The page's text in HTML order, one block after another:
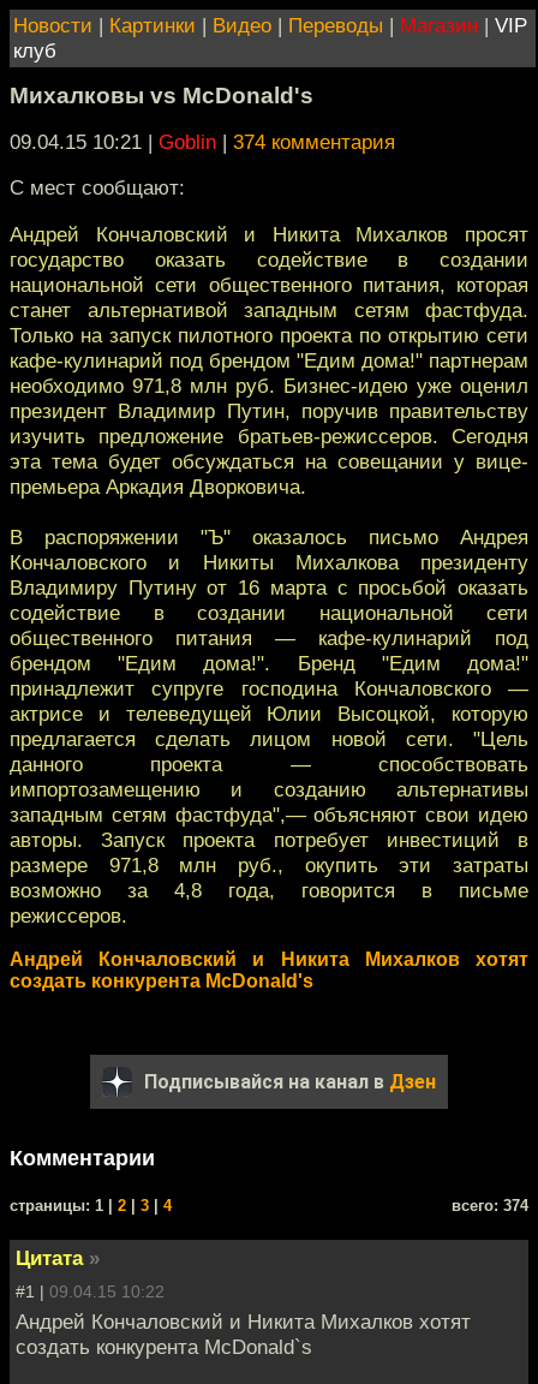
Новости | Картинки | Видео | Переводы | Магазин | VIP
клуб
Михалковы vs McDonald's
09.04.15 10:21 | Goblin | 374 комментария
С мест сообщают:
Андрей Кончаловский и Никита Михалков просят
государство оказать содействие в создании
национальной сети общественного питания, которая
станет альтернативой западным сетям фастфуда.
Только на запуск пилотного проекта по открытию сети
кафе-кулинарий под брендом "Едим дома!" партнерам
необходимо 971,8 млн руб. Бизнес-идею уже оценил
президент Владимир Путин, поручив правительству
изучить предложение братьев-режиссеров. Сегодня
эта тема будет обсуждаться на совещании у вице-
премьера Аркадия Дворковича.
В распоряжении "Ъ" оказалось письмо Андрея
Кончаловского и Никиты Михалкова президенту
Владимиру Путину от 16 марта с просьбой оказать
содействие в создании национальной сети
общественного питания — кафе-кулинарий под
брендом "Едим дома!". Бренд "Едим дома!"
принадлежит супруге господина Кончаловского —
актрисе и телеведущей Юлии Высоцкой, которую
предлагается сделать лицом новой сети. "Цель
данного проекта — способствовать
импортозамещению и созданию альтернативы
западным сетям фастфуда",— объясняют свои идею
авторы. Запуск проекта потребует инвестиций в
размере 971,8 млн руб., окупить эти затраты
возможно за 4,8 года, говорится в письме
режиссеров.
Андрей Кончаловский и Никита Михалков хотят
создать конкурента McDonald's
Подписывайся на канал в Дзен
Комментарии
cтраницы: 1 | 2 3 4 всего: 374
Цитата »
#1 | 09.04.15 10:22
Андрей Кончаловский и Никита Михалков хотят
создать конкурента McDonald`s